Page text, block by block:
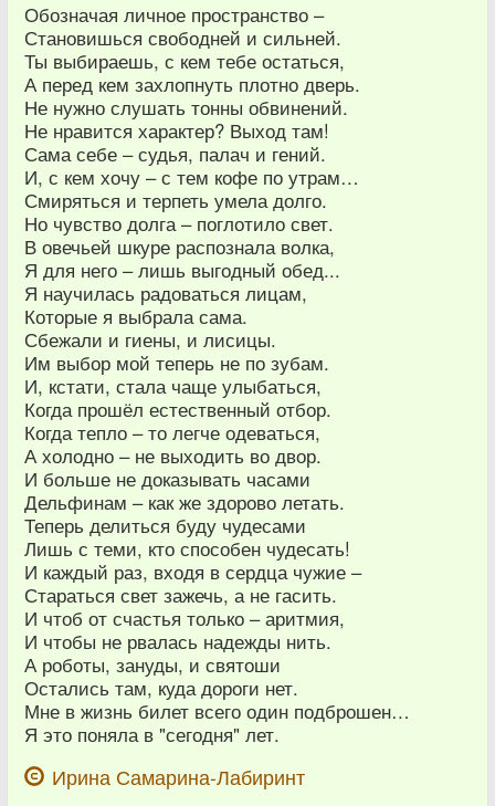
Обозначая личное пространство –
Становишься свободней и сильней.
Ты выбираешь, с кем тебе остаться,
А перед кем захлопнуть плотно дверь.
Не нужно слушать тонны обвинений.
Не нравится характер? Выход там!
Сама себе – судья, палач и гений.
И, с кем хочу – с тем кофе по утрам…
Смиряться и терпеть умела долго.
Но чувство долга – поглотило свет.
В овечьей шкуре распознала волка,
Я для него – лишь выгодный обед...
Я научилась радоваться лицам,
Которые я выбрала сама.
Сбежали и гиены, и лисицы.
Им выбор мой теперь не по зубам.
И, кстати, стала чаще улыбаться,
Когда прошёл естественный отбор.
Когда тепло – то легче одеваться,
А холодно – не выходить во двор.
И больше не доказывать часами
Дельфинам – как же здорово летать.
Теперь делиться буду чудесами
Лишь с теми, кто способен чудесать!
И каждый раз, входя в сердца чужие –
Стараться свет зажечь, а не гасить.
И чтоб от счастья только – аритмия,
И чтобы не рвалась надежды нить.
А роботы, зануды, и святоши
Остались там, куда дороги нет.
Мне в жизнь билет всего один подброшен…
Я это поняла в "сегодня" лет.
Ирина Самарина-Лабиринт